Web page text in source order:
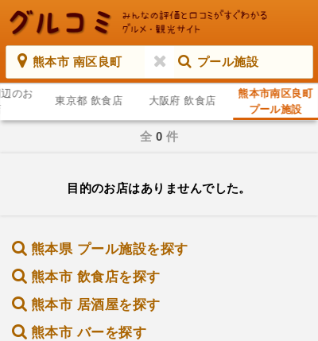
熊本市 南区良町 プール施設
のお
東京都 飲食店 大阪府 飲食店
熊本市南区良町
プール施設
全 0 件
目的のお店はありませんでした。
熊本県 プール施設を探す
熊本市 飲食店を探す
熊本市 居酒屋を探す
熊本市 バーを探す